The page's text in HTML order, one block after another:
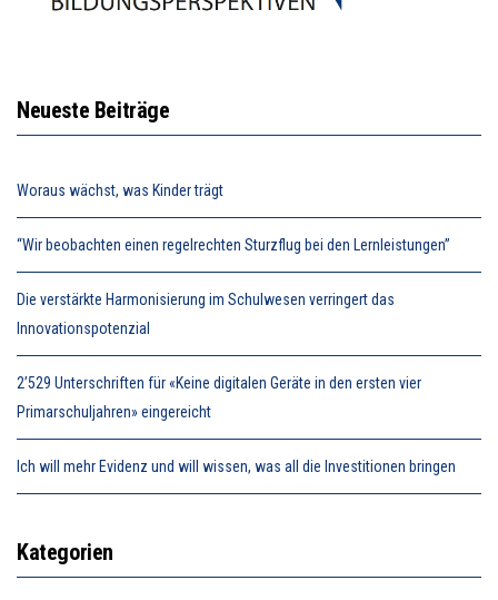
Neueste Beiträge
Woraus wächst, was Kinder trägt
“Wir beobachten einen regelrechten Sturzflug bei den Lernleistungen”
Die verstärkte Harmonisierung im Schulwesen verringert das
Innovationspotenzial
2’529 Unterschriften für «Keine digitalen Geräte in den ersten vier
Primarschuljahren» eingereicht
Ich will mehr Evidenz und will wissen, was all die Investitionen bringen
Kategorien